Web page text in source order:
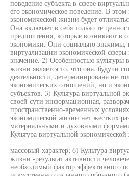
поведение субъекта в сфере
его экономическое поведение. В этом
экономической жизни будет
Она включает в себя только те
предпочтения, которые возникают в
экономики. Они социально значимы,
виртуализации экономической
значение. 2) Особенностью культуры
жизни является то, что она, будучи
деятельности, детерминирована не
экономических отношений, но и
субъектов. 3) Культура виртуальной
своей сути информационная,
пространственно-временных
экономической жизни нет жестких
материальными и духовными
Культура виртуальной
массовый характер; 6) Культура
жизни -результат активности
необходимый фактор эффективного